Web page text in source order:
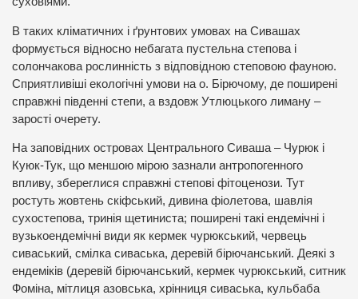
В таких кліматичних і ґрунтових умовах на Сивашах
формується відносно небагата пустельна степова і
солончакова рослинність з відповідною степовою фауною.
Сприятливіші екологічні умови на о. Бірючому, де поширені
справжні південні степи, а вздовж Утлюцького лиману –
зарості очерету.
На заповідних островах Центрального Сиваша – Чурюк і
Куюк-Тук, що меншою мірою зазнали антропогенного
впливу, збереглися справжні степові фітоценози. Тут
ростуть жовтень скіфський, дивина фіолетова, шавлія
сухостепова, тринія щетиниста; поширені такі ендемічні і
вузькоендемічні види як кермек чурюкський, червець
сиваський, смілка сиваська, деревій бірючанський. Деякі з
ендеміків (деревій бірючанський, кермек чурюкський, ситник
Фоміна, мітлиця азовська, хрінниця сиваська, кульбаба